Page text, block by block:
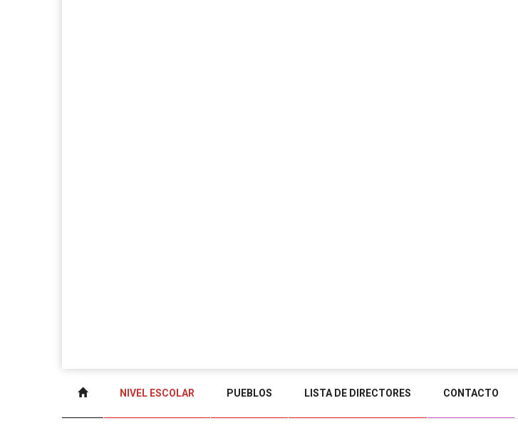
NIVEL ESCOLAR PUEBLOS LISTA DE DIRECTORES CONTACTO